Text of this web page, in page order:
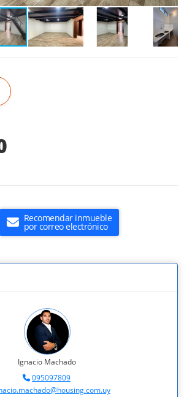
Recomendar inmueble
por correo electrónico
Ignacio Machado
095097809